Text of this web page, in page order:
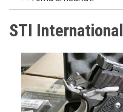
STI International